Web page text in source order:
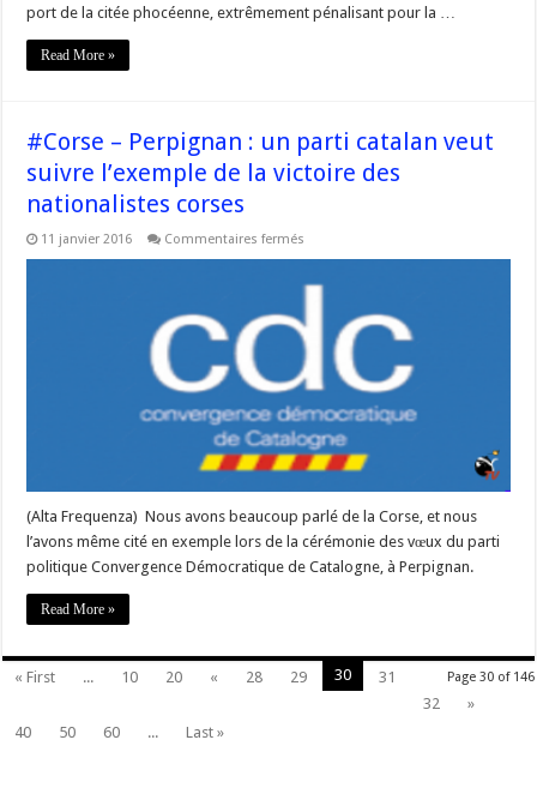
port de la citée phocéenne, extrêmement pénalisant pour la …
Read More »
#Corse – Perpignan : un parti catalan veut
suivre l’exemple de la victoire des
nationalistes corses
11 janvier 2016 Commentaires fermés
Perpignan
parti
catalan
veut
suivre
l’exemple
de
la
victoire
des
nationalistes
(Alta Frequenza) Nous avons beaucoup parlé de la Corse, et nous
l’avons même cité en exemple lors de la cérémonie des vœux du parti
politique Convergence Démocratique de Catalogne, à Perpignan.
Read More »
Page 30 of 146
« First ... 10 20 « 28 29 30
31
32
»
40
50 60 ... Last »